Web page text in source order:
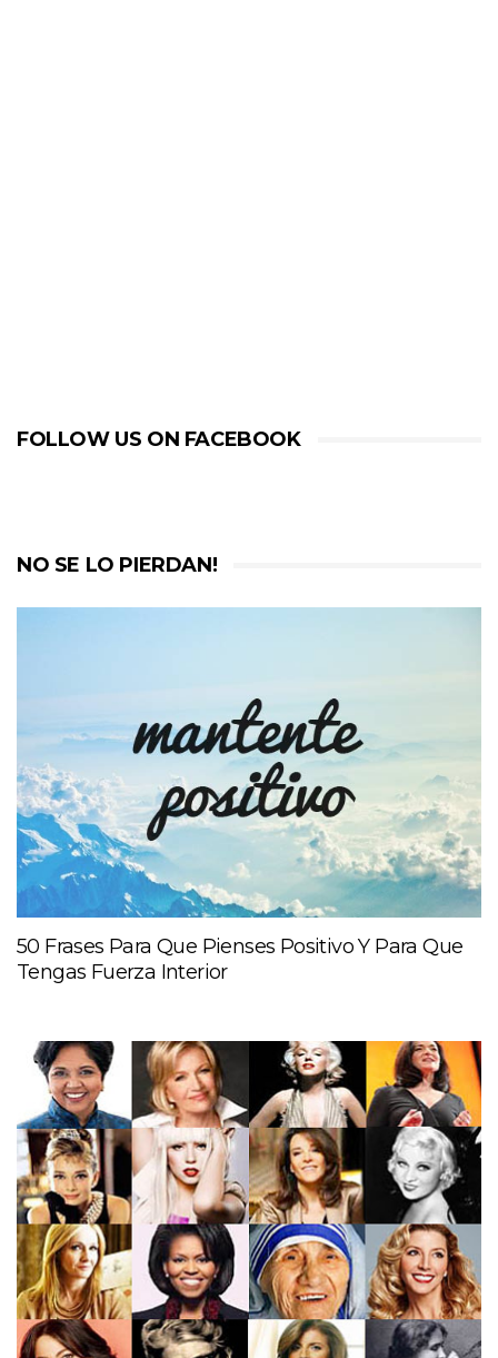
FOLLOW US ON FACEBOOK
NO SE LO PIERDAN!
50 Frases Para Que Pienses Positivo Y Para Que
Tengas Fuerza Interior